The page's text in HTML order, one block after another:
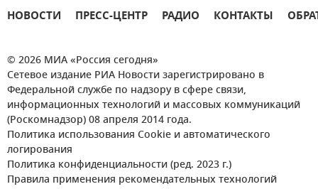
НОВОСТИ ПРЕСС-ЦЕНТР РАДИО КОНТАКТЫ
© 2026 МИА «Россия сегодня»
Сетевое издание РИА Новости зарегистрировано в
Федеральной службе по надзору в сфере связи,
информационных технологий и массовых коммуникаций
(Роскомнадзор) 08 апреля 2014 года.
Политика использования Cookie и автоматического
логирования
Политика конфиденциальности (ред. 2023 г.)
Правила применения рекомендательных технологий